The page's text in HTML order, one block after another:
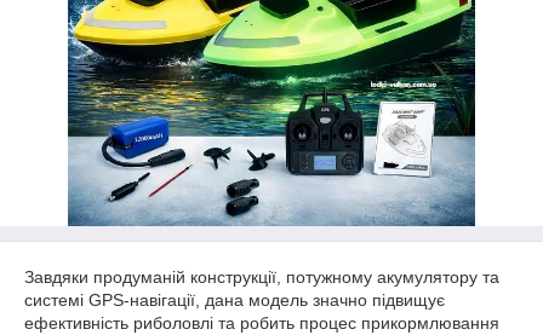
Завдяки продуманій конструкції, потужному акумулятору та
системі GPS-навігації, дана модель значно підвищує
ефективність риболовлі та робить процес прикормлювання